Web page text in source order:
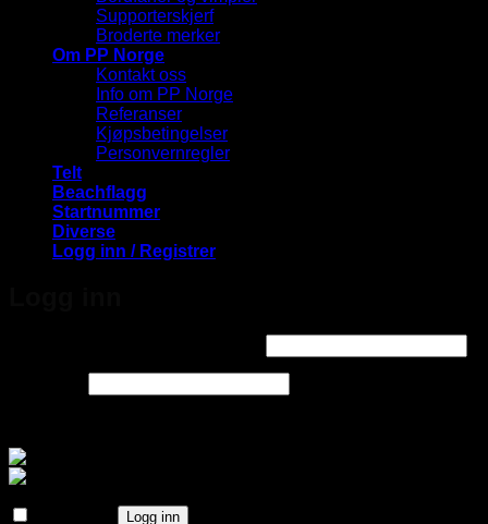
Supporterskjerf
Broderte merker
Om PP Norge
Kontakt oss
Info om PP Norge
Referanser
Kjøpsbetingelser
Personvernregler
Telt
Beachflagg
Startnummer
Diverse
Logg inn / Registrer
Logg inn